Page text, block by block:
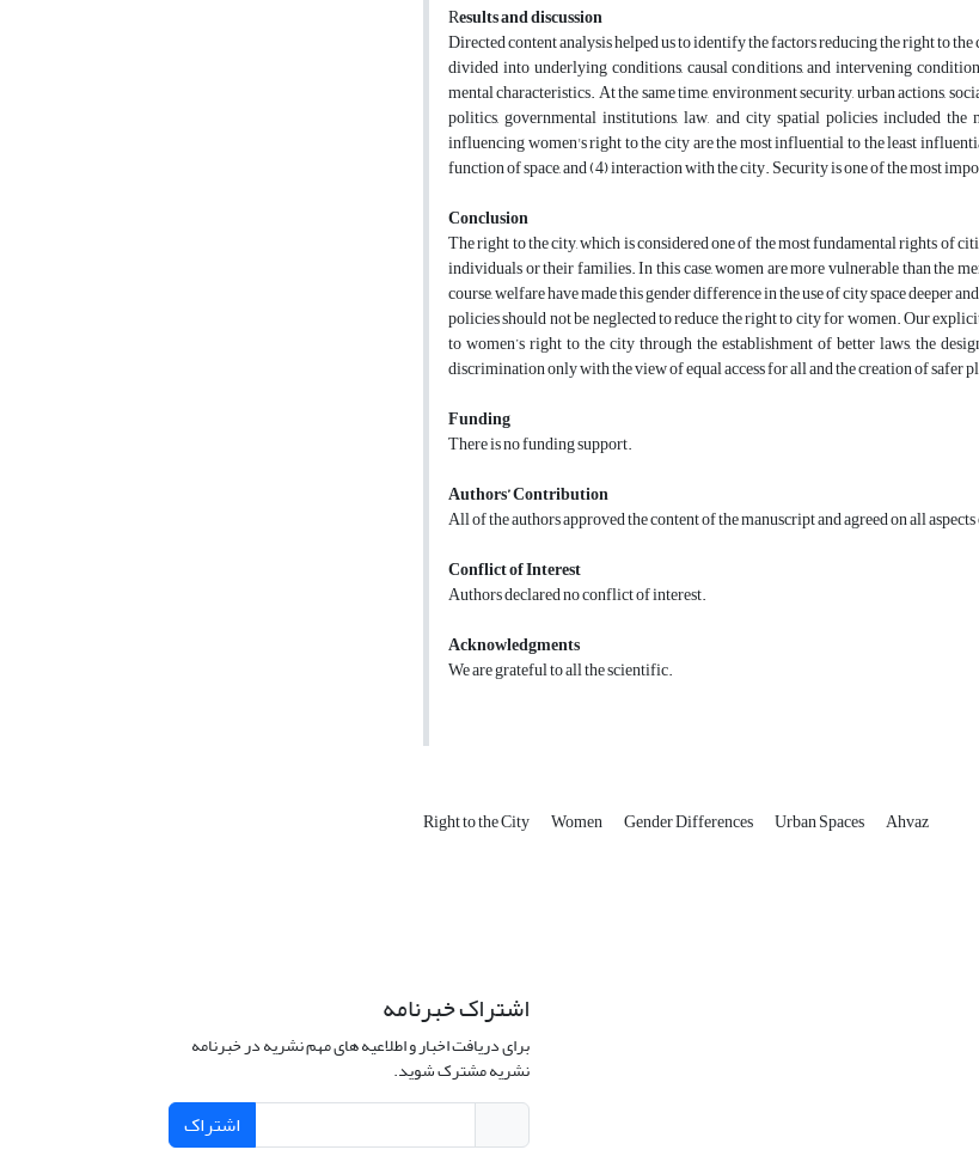
Results and discussion
Directed content analysis helped us to identify the factors reducing the right to
divided into underlying conditions, causal conditions, and intervening
mental characteristics. At the same time, environment security, urban actions,
politics, governmental institutions, law, and city spatial policies included
influencing women's right to the city are the most influential to the least
function of space, and (4) interaction with the city. Security is one of the most
Conclusion
The right to the city, which is considered one of the most fundamental rights of
individuals or their families. In this case, women are more vulnerable than the
course, welfare have made this gender difference in the use of city space
policies should not be neglected to reduce the right to city for women. Our
to women’s right to the city through the establishment of better laws, the
discrimination only with the view of equal access for all and the creation of safer
Funding
There is no funding support.
Authors’ Contribution
All of the authors approved the content of the manuscript and agreed on all
Conflict of Interest
Authors declared no conflict of interest.
Acknowledgments
We are grateful to all the scientific.
Right to the City Women Gender Differences Urban Spaces Ahvaz
اشتراک خبرنامه
برای دریافت اخبار و اطلاعیه های مهم نشریه در خبرنامه
نشریه مشترک شوید.
اشتراک